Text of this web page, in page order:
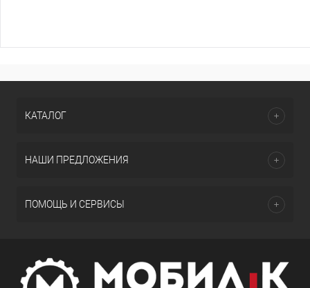
КАТАЛОГ
НАШИ ПРЕДЛОЖЕНИЯ
ПОМОЩЬ И СЕРВИСЫ